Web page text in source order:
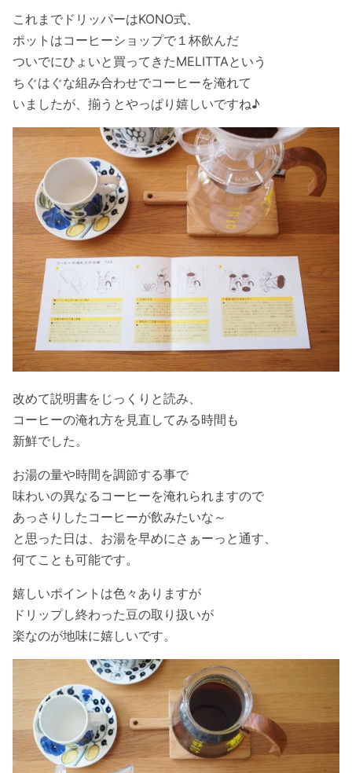
これまでドリッパーはKONO式、
ポットはコーヒーショップで１杯飲んだ
ついでにひょいと買ってきたMELITTAという
ちぐはぐな組み合わせでコーヒーを淹れて
いましたが、揃うとやっぱり嬉しいですね♪
改めて説明書をじっくりと読み、
コーヒーの淹れ方を見直してみる時間も
新鮮でした。
お湯の量や時間を調節する事で
味わいの異なるコーヒーを淹れられますので
あっさりしたコーヒーが飲みたいな～
と思った日は、お湯を早めにさぁーっと通す、
何てことも可能です。
嬉しいポイントは色々ありますが
ドリップし終わった豆の取り扱いが
楽なのが地味に嬉しいです。